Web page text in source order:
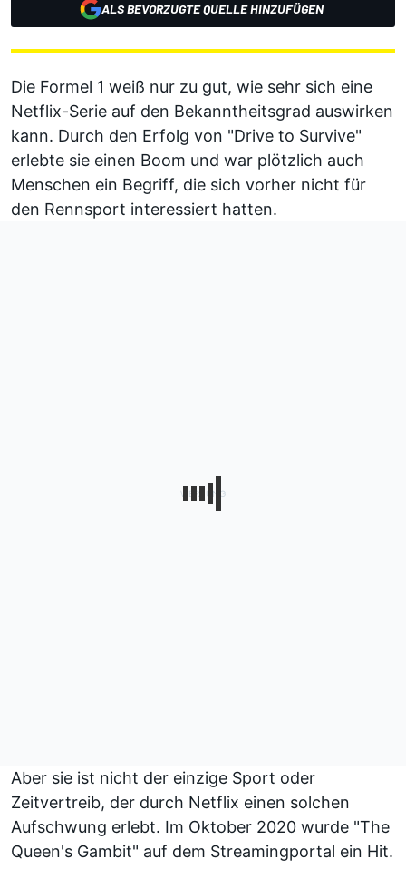
ALS BEVORZUGTE QUELLE HINZUFÜGEN
Die Formel 1 weiß nur zu gut, wie sehr sich eine
Netflix-Serie auf den Bekanntheitsgrad auswirken
kann. Durch den Erfolg von "Drive to Survive"
erlebte sie einen Boom und war plötzlich auch
Menschen ein Begriff, die sich vorher nicht für
den Rennsport interessiert hatten.
Aber sie ist nicht der einzige Sport oder
Zeitvertreib, der durch Netflix einen solchen
Aufschwung erlebt. Im Oktober 2020 wurde "The
Queen's Gambit" auf dem Streamingportal ein Hit.